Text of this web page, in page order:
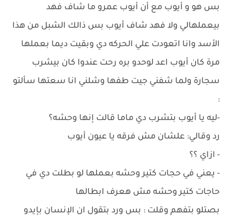
بس هو و أيوب مع أن أيوب عمرو ما شاف فهد
بيعملهالي ولا فهد شاف أيوب بس ذالك الشبل من هذا
الأسد وانا اتعودت علي الحركه دي وبقيت ديما بعملها
مرة كان أيوب اعد لوحدو بره رحت عندوا كان بيشرب
سجارة ولما شفني جيت طفها وشلني انا سعتها سألتو
:
-ليه يا أيوب بتشرب دي ماما قالت إنها وحشه؟
رد وقالي: علشان مش فرقه يا عيون أيوب
- ازاي ؟؟
- يعني في حجات كتير وحشه بعملها لو بطلت دي في
حاجات كتير وحشه مش هعرف ابطالها
بصتلو بتفهم وقلت : بس ورد بتقول ان الإنسان بإيدو